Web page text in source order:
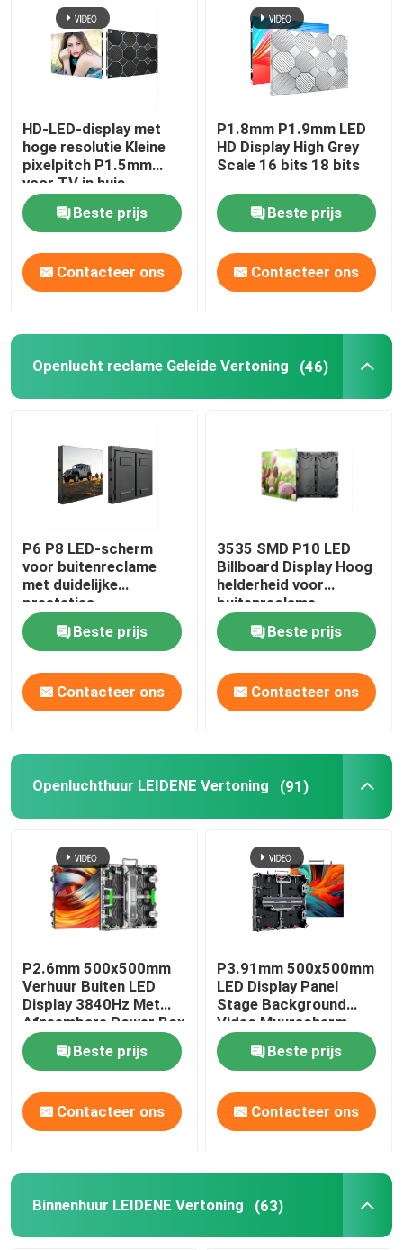
VR-show
Fabriekstocht
Kwaliteitscontrole
Neem contact met ons op
Nieuws
HD-LED-display
Openlucht reclame Geleide Vertoning
Openluchthuur LEIDENE Vertoning
Binnenhuur LEIDENE Vertoning
Buiten geleid reclamebord
Stadion het LEIDENE Scherm
Doorzichtig LED-scherm
LED-gaasscherm
Flexibele LEIDENE het Schermvertoning
openlucht geleide tekens
Het creatieve LEIDENE Vertoningsscherm
HD-LED-display met
hoge resolutie Kleine
pixelpitch P1.5mm
voor TV in huis
Beste prijs
Contacteer ons
P1.8mm P1.9mm LED
HD Display High Grey
Scale 16 bits 18 bits
Beste prijs
Contacteer ons
Openlucht reclame Geleide Vertoning (46)
P6 P8 LED-scherm
voor buitenreclame
met duidelijke
prestaties
Beste prijs
Contacteer ons
3535 SMD P10 LED
Billboard Display Hoog
helderheid voor
buitenreclame
Beste prijs
Contacteer ons
Openluchthuur LEIDENE Vertoning (91)
P2.6mm 500x500mm
Verhuur Buiten LED
Display 3840Hz Met
Afneembare Power Box
Beste prijs
Contacteer ons
P3.91mm 500x500mm
LED Display Panel
Stage Background
Video Muurscherm
Beste prijs
Contacteer ons
Binnenhuur LEIDENE Vertoning (63)